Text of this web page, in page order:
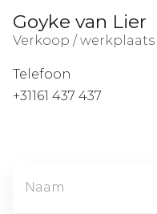
Goyke van Lier
Verkoop / werkplaats
Telefoon
+31161 437 437